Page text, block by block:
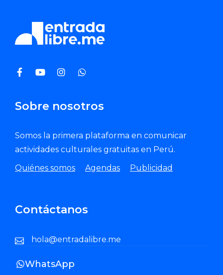
Sobre nosotros
Somos la primera plataforma en comunicar
actividades culturales gratuitas en Perú.
Quiénes somos
Agendas Publicidad
Contáctanos
hola@entradalibre.me
WhatsApp